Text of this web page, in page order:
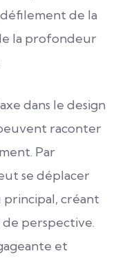
de la
la profondeur
dans le design
raconter
Par
se déplacer
créant
perspective.
et